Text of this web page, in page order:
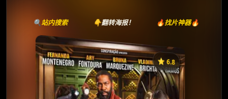
🔍站内搜索 👇翻转海报！ 🔥找片神器🔥
⭐️ 6.8
《Velhos Bandidos》
⭐
收藏
⭐️ 评分：6.8 | 🎬 2026年